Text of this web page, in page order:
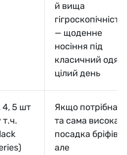
й вища
гігроскопічність
— щоденне
носіння під
класичний одяг
цілий день
4, 5 шт
т.ч.
Якщо потрібна
та сама висока
посадка бріфів,
але